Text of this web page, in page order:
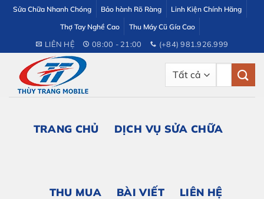
dung
Sửa Chữa Nhanh Chóng Bảo hành Rõ Ràng
Linh Kiện Chính Hãng
Thợ Tay Nghề Cao
Thu Máy Cũ Gía Cao
LIÊN HỆ 08:00 - 21:00 (+84) 981.926.999
TRANG CHỦ DỊCH VỤ SỬA CHỮA
THU MUA BÀI VIẾT LIÊN HỆ